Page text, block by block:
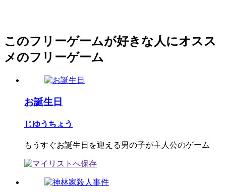
このフリーゲームが好きな人にオスス
メのフリーゲーム
お誕生日
じゆうちょう
もうすぐお誕生日を迎える男の子が主人公のゲーム